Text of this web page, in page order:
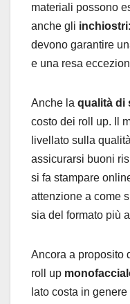
materiali possono
anche gli inchiostri
devono garantire
e una resa
Anche la qualità di
costo dei roll up. Il
livellato sulla
assicurarsi buoni
si fa stampare
attenzione a come
sia del formato più
Ancora a proposito
roll up
lato costa in